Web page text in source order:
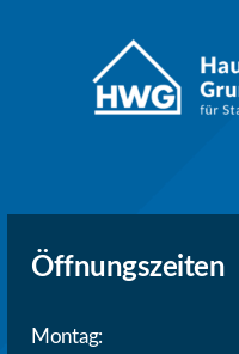
Öffnungszeiten
Montag: